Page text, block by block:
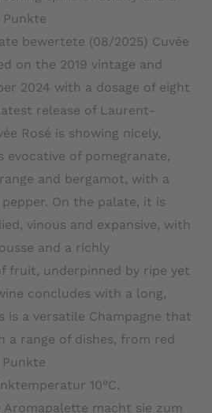
bewertete (08/2025) Cuvée
on the 2019 vintage and
2024 with a dosage of eight
release of Laurent-
Rosé is showing nicely,
evocative of pomegranate,
and bergamot, with a
On the palate, it is
vinous and expansive, with
and a richly
fruit, underpinned by ripe yet
concludes with a long,
is a versatile Champagne that
a range of dishes, from red
10°C.
Aromapalette macht sie zum